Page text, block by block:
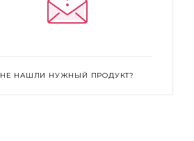
НЕ НАШЛИ НУЖНЫЙ ПРОДУКТ?